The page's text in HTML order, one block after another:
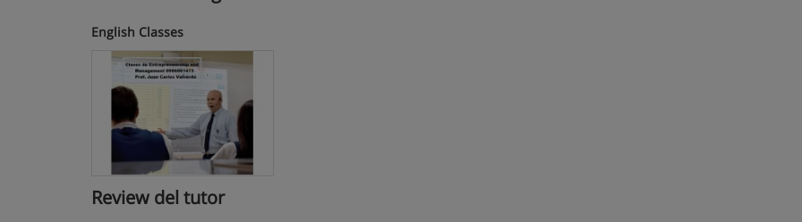
English Classes
Review del tutor